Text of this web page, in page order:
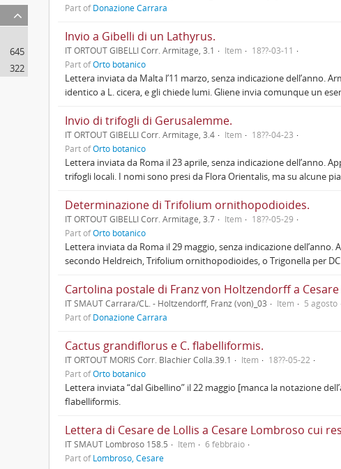
645
322
Part ofDonazione Carrara
Invio a Gibelli di un Lathyrus.
IT ORTOUT GIBELLI Corr. Armitage, 3.1 Item
18??-03-11
Part ofOrto botanico
Lettera inviata da Malta l’11 marzo, senza indicazione dell’anno.
identico a L. cicera, e gli chiede lumi. Gliene invia comunque un
Invio di trifogli di Gerusalemme.
IT ORTOUT GIBELLI Corr. Armitage, 3.4 Item
18??-04-23
Part ofOrto botanico
Lettera inviata da Roma il 23 aprile, senza indicazione dell’anno.
trifogli locali. I nomi sono presi da Flora Orientalis, ma su alcune
Determinazione di Trifolium ornithopodioides.
IT ORTOUT GIBELLI Corr. Armitage, 3.7 Item
18??-05-29
Part ofOrto botanico
Lettera inviata da Roma il 29 maggio, senza indicazione
secondo Heldreich, Trifolium ornithopodioides, o Trigonella per
Cartolina postale di Franz von Holtzendorff a
IT SMAUT Carrara/CL. - Holtzendorff, Franz (von)_03 Item
5 agosto
Part ofDonazione Carrara
Cactus grandiflorus e C. flabelliformis.
IT ORTOUT MORIS Corr. Blachier Colla.39.1 Item
18??-05-22
Part ofOrto botanico
Lettera inviata “dal Gibellino” il 22 maggio [manca la notazione
flabelliformis.
IT SMAUT Lombroso 158.5 Item
6 febbraio
Part ofLombroso, Cesare